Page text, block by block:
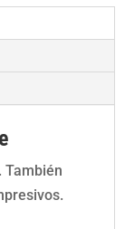
También